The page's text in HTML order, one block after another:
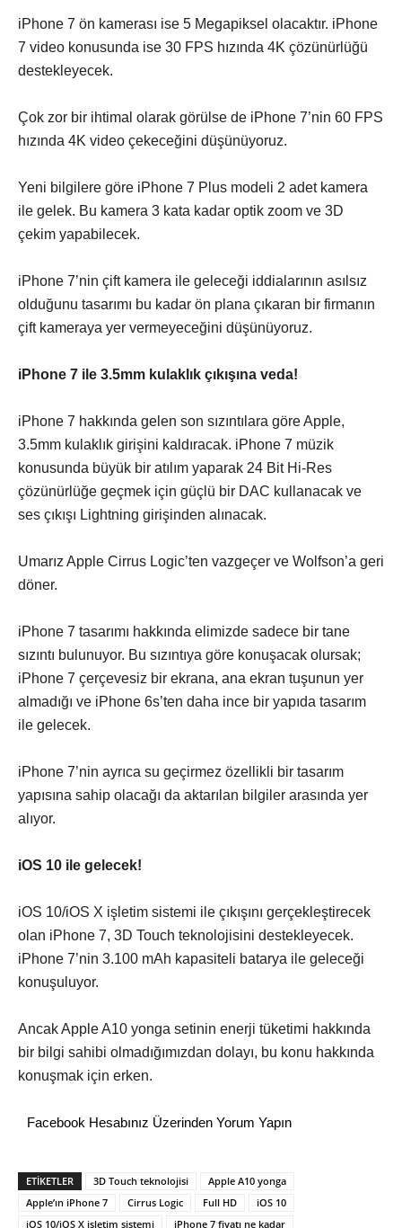
iPhone 7 ön kamerası ise 5 Megapiksel olacaktır. iPhone
7 video konusunda ise 30 FPS hızında 4K çözünürlüğü
destekleyecek.
Çok zor bir ihtimal olarak görülse de iPhone 7’nin 60 FPS
hızında 4K video çekeceğini düşünüyoruz.
Yeni bilgilere göre iPhone 7 Plus modeli 2 adet kamera
ile gelek. Bu kamera 3 kata kadar optik zoom ve 3D
çekim yapabilecek.
iPhone 7’nin çift kamera ile geleceği iddialarının asılsız
olduğunu tasarımı bu kadar ön plana çıkaran bir firmanın
çift kameraya yer vermeyeceğini düşünüyoruz.
iPhone 7 ile 3.5mm kulaklık çıkışına veda!
iPhone 7 hakkında gelen son sızıntılara göre Apple,
3.5mm kulaklık girişini kaldıracak. iPhone 7 müzik
konusunda büyük bir atılım yaparak 24 Bit Hi-Res
çözünürlüğe geçmek için güçlü bir DAC kullanacak ve
ses çıkışı Lightning girişinden alınacak.
Umarız Apple Cirrus Logic’ten vazgeçer ve Wolfson’a geri
döner.
iPhone 7 tasarımı hakkında elimizde sadece bir tane
sızıntı bulunuyor. Bu sızıntıya göre konuşacak olursak;
iPhone 7 çerçevesiz bir ekrana, ana ekran tuşunun yer
almadığı ve iPhone 6s’ten daha ince bir yapıda tasarım
ile gelecek.
iPhone 7’nin ayrıca su geçirmez özellikli bir tasarım
yapısına sahip olacağı da aktarılan bilgiler arasında yer
alıyor.
iOS 10 ile gelecek!
iOS 10/iOS X işletim sistemi ile çıkışını gerçekleştirecek
olan iPhone 7, 3D Touch teknolojisini destekleyecek.
iPhone 7’nin 3.100 mAh kapasiteli batarya ile geleceği
konuşuluyor.
Ancak Apple A10 yonga setinin enerji tüketimi hakkında
bir bilgi sahibi olmadığımızdan dolayı, bu konu hakkında
konuşmak için erken.
Facebook Hesabınız Üzerinden Yorum Yapın
ETİKETLER 3D Touch teknolojisi
Apple A10 yonga
Apple’ın iPhone 7
Cirrus Logic Full HD
iOS 10
iOS 10/iOS X işletim sistemi
iPhone 7 fiyatı ne kadar